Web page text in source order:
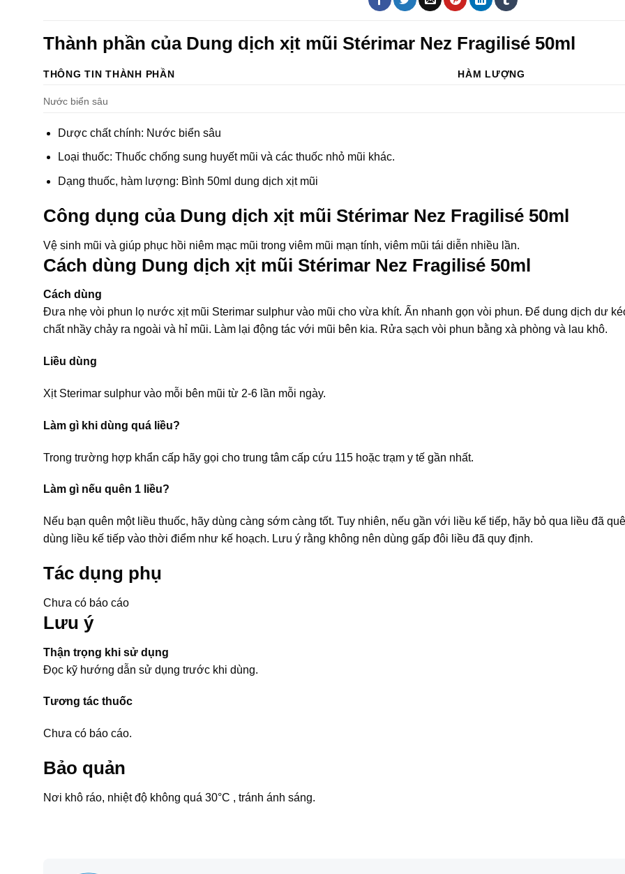
Thành phần của Dung dịch xịt mũi Stérimar Nez Fragilisé 50ml
THÔNG TIN THÀNH PHẦN HÀM LƯỢNG
Nước biển sâu
Dược chất chính: Nước biển sâu
Loại thuốc: Thuốc chống sung huyết mũi và các thuốc nhỏ mũi khác.
Dạng thuốc, hàm lượng: Bình 50ml dung dịch xịt mũi
Công dụng của Dung dịch xịt mũi Stérimar Nez Fragilisé 50ml
Vệ sinh mũi và giúp phục hồi niêm mạc mũi trong viêm mũi mạn tính, viêm mũi tái diễn nhiều lần.
Cách dùng Dung dịch xịt mũi Stérimar Nez Fragilisé 50ml
Cách dùng
Đưa nhẹ vòi phun lọ nước xịt mũi Sterimar sulphur vào mũi cho vừa khít. Ấn nhanh gọn vòi phun. Để dung dịch dư
chất nhầy chảy ra ngoài và hỉ mũi. Làm lại động tác với mũi bên kia. Rửa sạch vòi phun bằng xà phòng và lau khô.
Liều dùng
Xịt Sterimar sulphur vào mỗi bên mũi từ 2-6 lần mỗi ngày.
Làm gì khi dùng quá liều?
Trong trường hợp khẩn cấp hãy gọi cho trung tâm cấp cứu 115 hoặc trạm y tế gần nhất.
Làm gì nếu quên 1 liều?
Nếu bạn quên một liều thuốc, hãy dùng càng sớm càng tốt. Tuy nhiên, nếu gần với liều kế tiếp, hãy bỏ qua liều đã
dùng liều kế tiếp vào thời điểm như kế hoạch. Lưu ý rằng không nên dùng gấp đôi liều đã quy định.
Tác dụng phụ
Chưa có báo cáo
Lưu ý
Thận trọng khi sử dụng
Đọc kỹ hướng dẫn sử dụng trước khi dùng.
Tương tác thuốc
Chưa có báo cáo.
Bảo quản
Nơi khô ráo, nhiệt độ không quá 30°C , tránh ánh sáng.